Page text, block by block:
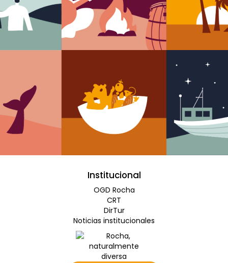
Institucional
OGD Rocha
CRT
DirTur
Noticias institucionales